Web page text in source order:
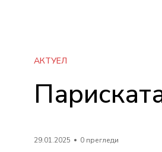
АКТУЕЛ
29.01.2025 0 прегледи